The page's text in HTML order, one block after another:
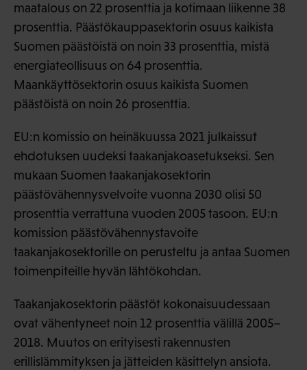
maatalous on 22 prosenttia ja kotimaan liikenne 38
prosenttia. Päästökauppasektorin osuus kaikista
Suomen päästöistä on noin 33 prosenttia, mistä
energiateollisuus on 64 prosenttia.
Maankäyttösektorin osuus kaikista Suomen
päästöistä on noin 26 prosenttia.
EU:n komissio on heinäkuussa 2021 julkaissut
ehdotuksen uudeksi taakanjakoasetukseksi. Sen
mukaan Suomen taakanjakosektorin
päästövähennysvelvoite vuonna 2030 olisi 50
prosenttia verrattuna vuoden 2005 tasoon. EU:n
komission päästövähennystavoite
taakanjakosektorille on perusteltu ja antaa Suomen
toimenpiteille hyvän lähtökohdan.
Taakanjakosektorin päästöt kokonaisuudessaan
ovat vähentyneet noin 12 prosenttia välillä 2005–
2018. Muutos on erityisesti rakennusten
erillislämmityksen ja jätteiden käsittelyn ansiota.